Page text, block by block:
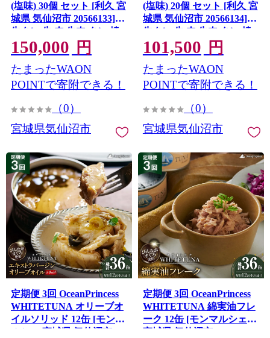
(塩味) 30個 セット [利久 宮
城県 気仙沼市 20566133]
牛タン 牛 肉 牛肉 タン 焼
肉 キャンプ アウトドア バ
ーベキュー BBQ 牛タン塩
牛たん塩 冷凍 小分け 個包
装
150,000 円
たまったWAON
POINTで寄附できる！
（0）
宮城県気仙沼市
(塩味) 20個 セット [利久 宮
城県 気仙沼市 20566134]
牛タン 牛 肉 牛肉 タン 焼
肉 キャンプ アウトドア バ
ーベキュー BBQ 牛タン塩
牛たん塩 冷凍 小分け 個包
装
101,500 円
たまったWAON
POINTで寄附できる！
（0）
宮城県気仙沼市
定期便 3回 OceanPrincess
WHITETUNA オリーブオ
イルソリッド 12缶 [モンマ
ルシェ 宮城県 気仙沼市
定期便 3回 OceanPrincess
WHITETUNA 綿実油フレ
ーク 12缶 [モンマルシェ
宮城県 気仙沼市 20566220]